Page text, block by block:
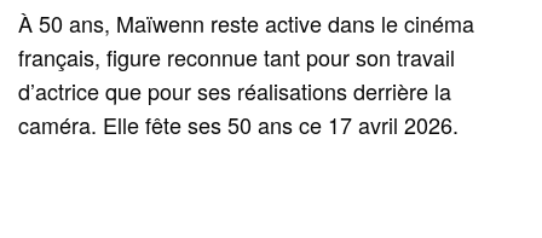
À 50 ans, Maïwenn reste active dans le cinéma
français, figure reconnue tant pour son travail
d’actrice que pour ses réalisations derrière la
caméra. Elle fête ses 50 ans ce 17 avril 2026.